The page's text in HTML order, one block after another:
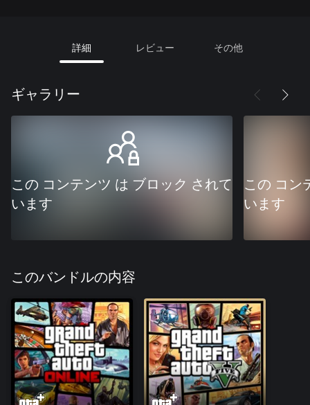
詳細 レビュー その他
ギャラリー
この コンテンツ は ブロック されて
います
この コン
います
このバンドルの内容